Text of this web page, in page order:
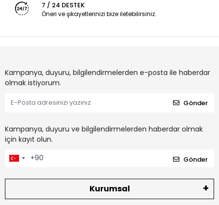
7 / 24 DESTEK
Öneri ve şikayetlerinizi bize iletebilirsiniz.
Kampanya, duyuru, bilgilendirmelerden e-posta ile haberdar
olmak istiyorum.
Gönder
Kampanya, duyuru ve bilgilendirmelerden haberdar olmak
için kayıt olun.
Gönder
Kurumsal